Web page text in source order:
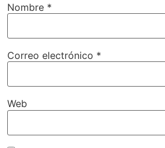
Nombre *
Correo electrónico *
Web